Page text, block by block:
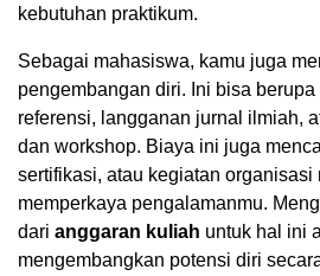
kebutuhan praktikum.
Sebagai mahasiswa, kamu juga
pengembangan diri. Ini bisa
referensi, langganan jurnal ilmiah,
dan workshop. Biaya ini juga
sertifikasi, atau kegiatan
memperkaya pengalamanmu.
dari anggaran kuliah untuk hal ini
mengembangkan potensi diri